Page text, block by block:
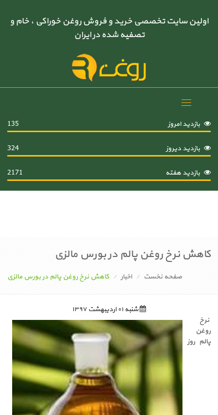
اولین سایت تخصصی خرید و فروش روغن خوراکی ، خام و
تصفیه شده در ایران
Toggle
بازدید امروز
135
بازدید دیروز 324
بازدید هفته 2171
کاهش نرخ روغن پالم در بورس مالزی
صفحه نخست اخبار کاهش نرخ روغن پالم در بورس مالزی
شنبه ۰۱ اردیبهشت ۱۳۹۷
نرخ
روغن
پالم روز